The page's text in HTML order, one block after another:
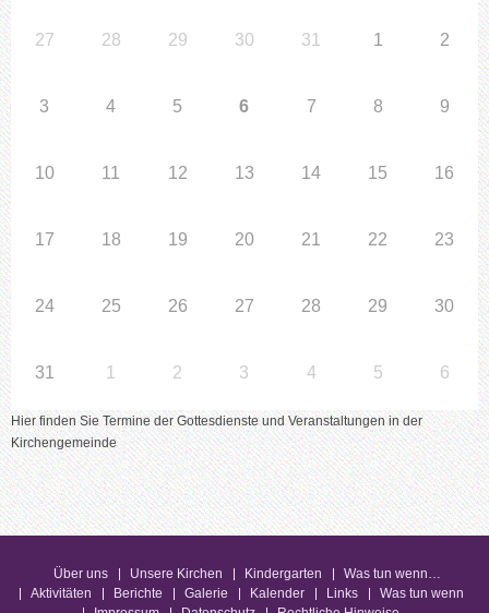
27 28 29 30 31 1 2
3 4 5 6 7 8 9
10 11 12 13 14 15 16
17 18 19 20 21 22 23
24 25 26 27 28 29 30
31 1 2 3 4 5 6
Hier finden Sie Termine der Gottesdienste und Veranstaltungen in der
Kirchengemeinde
Über uns Unsere Kirchen Kindergarten
Was tun wenn…
Aktivitäten
Berichte Galerie Kalender Links
Was tun wenn